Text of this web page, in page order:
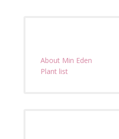
About Min Eden
Plant list